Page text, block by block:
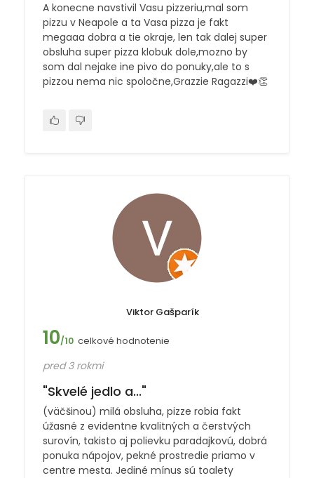
A konecne navstivil Vasu pizzeriu,mal som
pizzu v Neapole a ta Vasa pizza je fakt
megaaa dobra a tie okraje, len tak dalej super
obsluha super pizza klobuk dole,mozno by
som dal nejake ine pivo do ponuky,ale to s
pizzou nema nic spoločne,Grazzie Ragazzi❤️👏
Viktor Gašparík
10/10 celkové hodnotenie
pred 3 rokmi
"Skvelé jedlo a..."
(väčšinou) milá obsluha, pizze robia fakt
úžasné z evidentne kvalitných a čerstvých
surovín, takisto aj polievku paradajkovú, dobrá
ponuka nápojov, pekné prostredie priamo v
centre mesta. Jediné mínus sú toalety